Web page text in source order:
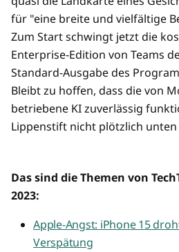
für "eine breite und vielfältige
Zum Start schwingt jetzt die
Enterprise-Edition von Teams
Standard-Ausgabe des
Bleibt zu hoffen, dass die von
betriebene KI zuverlässig
Lippenstift nicht plötzlich
Das sind die Themen von
2023:
Apple-Angst: iPhone 15
Verspätung